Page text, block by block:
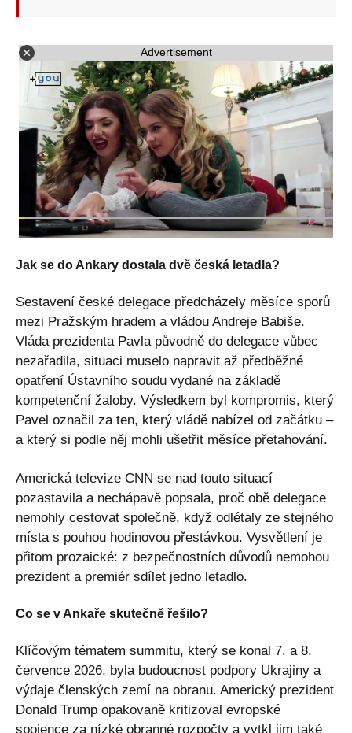
Advertisement
Jak se do Ankary dostala dvě česká letadla?
Sestavení české delegace předcházely měsíce sporů
mezi Pražským hradem a vládou Andreje Babiše.
Vláda prezidenta Pavla původně do delegace vůbec
nezařadila, situaci muselo napravit až předběžné
opatření Ústavního soudu vydané na základě
kompetenční žaloby. Výsledkem byl kompromis, který
Pavel označil za ten, který vládě nabízel od začátku –
a který si podle něj mohli ušetřit měsíce přetahování.
Americká televize CNN se nad touto situací
pozastavila a nechápavě popsala, proč obě delegace
nemohly cestovat společně, když odlétaly ze stejného
místa s pouhou hodinovou přestávkou. Vysvětlení je
přitom prozaické: z bezpečnostních důvodů nemohou
prezident a premiér sdílet jedno letadlo.
Co se v Ankaře skutečně řešilo?
Klíčovým tématem summitu, který se konal 7. a 8.
července 2026, byla budoucnost podpory Ukrajiny a
výdaje členských zemí na obranu. Americký prezident
Donald Trump opakovaně kritizoval evropské
spojence za nízké obranné rozpočty a vytkl jim také